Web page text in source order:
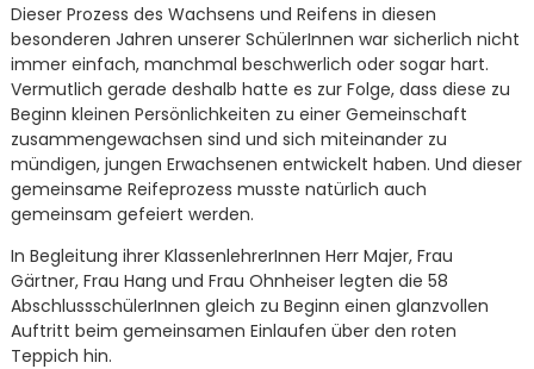
Dieser Prozess des Wachsens und Reifens in diesen
besonderen Jahren unserer SchülerInnen war sicherlich nicht
immer einfach, manchmal beschwerlich oder sogar hart.
Vermutlich gerade deshalb hatte es zur Folge, dass diese zu
Beginn kleinen Persönlichkeiten zu einer Gemeinschaft
zusammengewachsen sind und sich miteinander zu
mündigen, jungen Erwachsenen entwickelt haben. Und dieser
gemeinsame Reifeprozess musste natürlich auch
gemeinsam gefeiert werden.
In Begleitung ihrer KlassenlehrerInnen Herr Majer, Frau
Gärtner, Frau Hang und Frau Ohnheiser legten die 58
AbschlussschülerInnen gleich zu Beginn einen glanzvollen
Auftritt beim gemeinsamen Einlaufen über den roten
Teppich hin.